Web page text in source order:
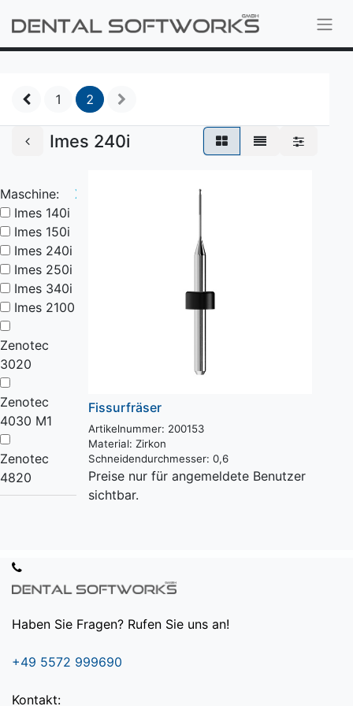
1 2
Imes 240i
Maschine:
X
Imes 140i
Imes 150i
Imes 240i
Imes 250i
Imes 340i
Imes 2100
Zenotec
3020
Zenotec
4030 M1
Zenotec
4820
Fissurfräser
Artikelnummer: 200153
Material: Zirkon
Schneidendurchmesser: 0,6
Preise nur für angemeldete Benutzer
sichtbar.
Haben Sie Fragen? Rufen Sie uns an!
+49 5572 999690
Kontakt: